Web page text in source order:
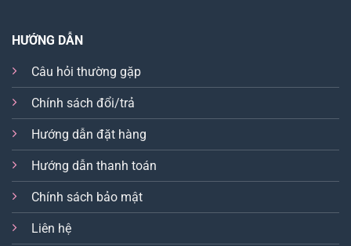
HƯỚNG DẪN
Câu hỏi thường gặp
Chính sách đổi/trả
Hướng dẫn đặt hàng
Hướng dẫn thanh toán
Chính sách bảo mật
Liên hệ